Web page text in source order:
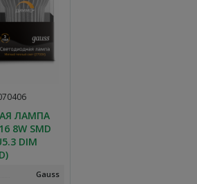
ЛАМПА
8W SMD
DIM
Gauss